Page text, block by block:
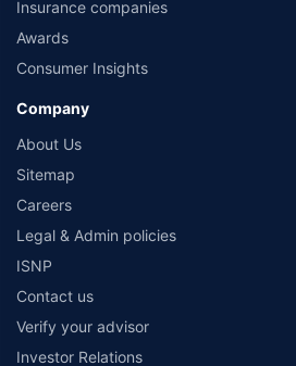
Insurance companies
Awards
Consumer Insights
Company
About Us
Sitemap
Careers
Legal & Admin policies
ISNP
Contact us
Verify your advisor
Investor Relations